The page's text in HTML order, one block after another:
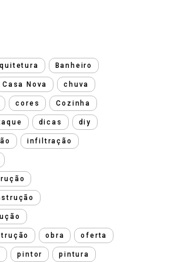
Banheiro
Casa Nova chuva
cores Cozinha
dicas diy
infiltração
obra oferta
pintor pintura